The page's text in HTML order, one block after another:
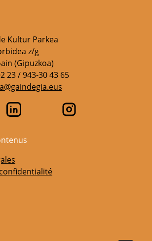
Kultur Parkea
z/g
(Gipuzkoa)
23 / 943-30 43 65